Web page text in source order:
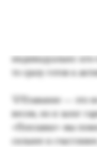
В нашем бассейне
контролем
индивидуально:
то сразу готов к
💡Плавание — это
весом, но и залог
«Поплавке» мы
сильнее и счастливее.